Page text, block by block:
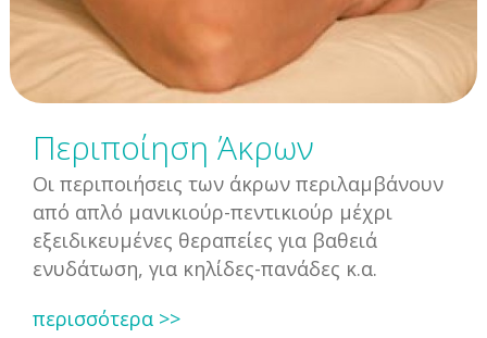
Περιποίηση Άκρων
Οι περιποιήσεις των άκρων περιλαμβάνουν
από απλό μανικιούρ-πεντικιούρ μέχρι
εξειδικευμένες θεραπείες για βαθειά
ενυδάτωση, για κηλίδες-πανάδες κ.α.
περισσότερα >>